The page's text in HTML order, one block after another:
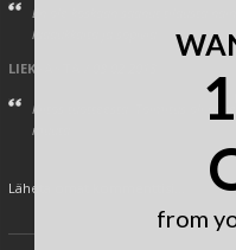
En ole koskaan saanut tilausta
laadukkaita ja sopivia.
LIEKSASTA
Kiitos tuotteesta. Toimitus oli
muuta.
Lähetä omat kommenttisi...
from